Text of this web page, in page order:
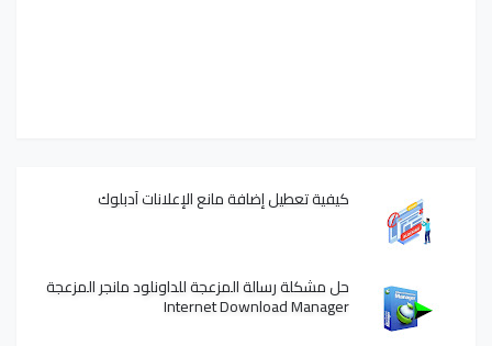
كيفية تعطيل إضافة مانع الإعلانات آدبلوك
حل مشكلة رسالة المزعجة للداونلود مانجر المزعجة
Internet Download Manager